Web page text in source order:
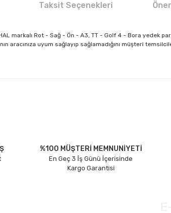
Taksit Seçenekleri
markalı Rot - Sağ - Ön - A3, TT - Golf 4 - Bora yedek
aracınıza uyum sağlayıp sağlamadığını müşteri
daha pahalı.
%100 MÜŞTERİ MEMNUNİYETİ
En Geç 3 İş Günü İçerisinde
Kargo Garantisi